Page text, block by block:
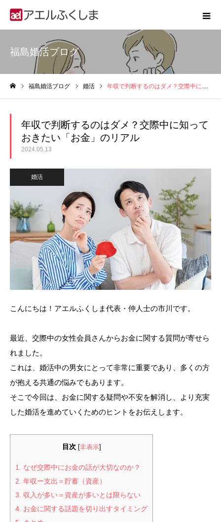
福島婚活ブログ
福島婚活ブログ 婚活 年収で判断するのはダメ？交際中に知っておきたい「お金」のリアル
年収で判断するのはダメ？交際中に知って
おきたい「お金」のリアル
2024.05.13
婚活
こんにちは！アエルふくしま代表・仲人士の市川です。
最近、交際中の女性会員さんからお金に関する質問が寄せら
れました。
これは、婚活中の男女にとって非常に重要であり、多くの方
が抱える共通の悩みでもあります。
そこで今回は、お金に関する疑問や不安を解消し、より充実
した婚活を進めていくためのヒントをお伝えします。
目次 [非表示]
1. なぜ交際中にお金の話が大切なのか？
2. 年収ー支出＝貯蓄（資産）
3. 収入が多い＝資産が多いとは限らない
4. お金に関する話題を切り出すタイミング